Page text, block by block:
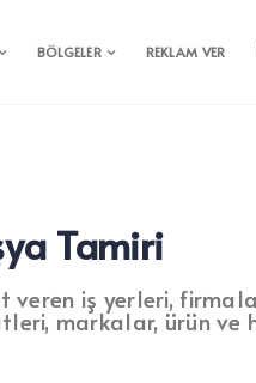
BÖLGELER REKLAM VER
Tamiri
veren iş yerleri,
markalar, ürün ve